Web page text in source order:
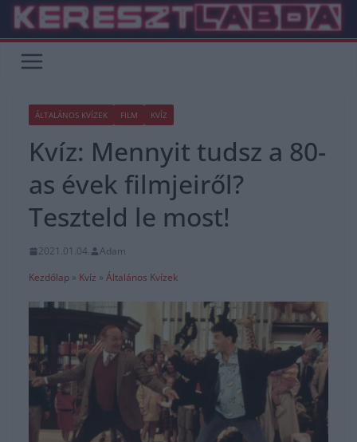
Skip
content
ÁLTALÁNOS KVÍZEK FILM KVÍZ
Kvíz: Mennyit tudsz a 80-
as évek filmjeiről?
Teszteld le most!
2021.01.04.
Adam
Kezdőlap » Kvíz » Általános Kvízek